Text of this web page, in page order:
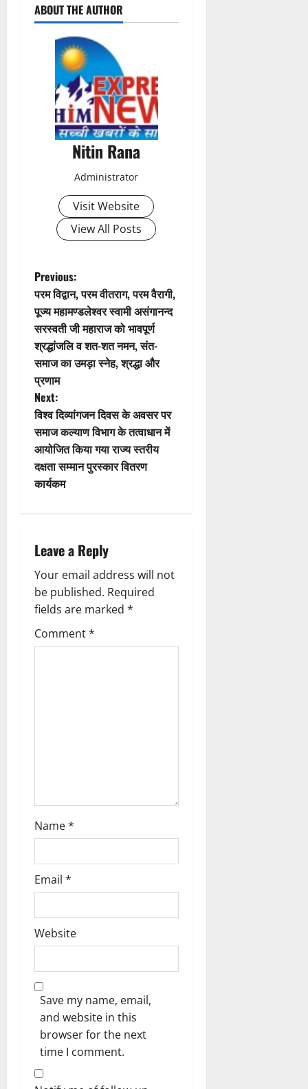
o
t
i
o
n
ABOUT THE AUTHOR
Nitin Rana
Administrator
Visit Website
View All Posts
P
o
s
t
n
a
v
i
a
t
i
o
Previous:
परम विद्वान, परम वीतराग, परम वैरागी,
पूज्य महामण्डलेश्वर स्वामी असंगानन्द
सरस्वती जी महाराज को भावपूर्ण
श्रद्धांजलि व शत-शत नमन, संत-
समाज का उमड़ा स्नेह, श्रद्धा और
प्रणाम
Next:
विश्व दिव्यांगजन दिवस के अवसर पर
समाज कल्याण विभाग के तत्वाधान में
आयोजित किया गया राज्य स्तरीय
दक्षता सम्मान पुरस्कार वितरण
कार्यकम
Leave a Reply
Your email address will not
be published. Required
fields are marked *
Comment*
Name*
Email *
Website
Save my name, email,
and website in this
browser for the next
time I comment.